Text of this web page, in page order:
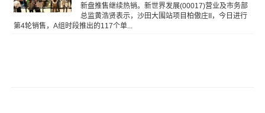
新盘推售继续热销。新世界发展(00017)营业及市务部
总监黄浩贤表示，沙田大围站项目柏傲庄II，今日进行
第4轮销售，A组时段推出的117个单...